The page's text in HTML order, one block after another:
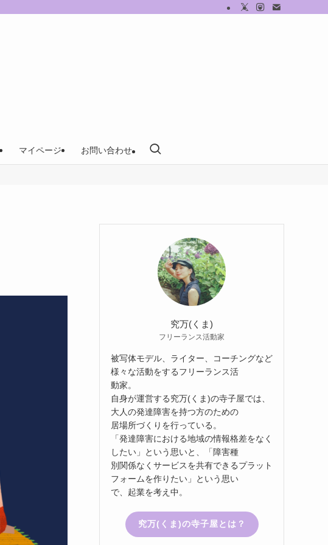
マイページ お問い合わせ
究万(くま)
フリーランス活動家
被写体モデル、ライター、コーチングなど
様々な活動をするフリーランス活
動家。
自身が運営する究万(くま)の寺子屋では、
大人の発達障害を持つ方のための
居場所づくりを行っている。
「発達障害における地域の情報格差をなく
したい」という思いと、「障害種
別関係なくサービスを共有できるプラット
フォームを作りたい」という思い
で、起業を考え中。
究万(くま)の寺子屋とは？